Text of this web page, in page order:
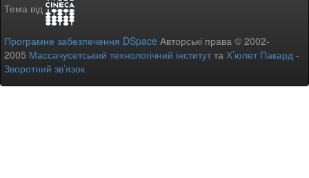
Тема від
Програмне забезпечення DSpace Авторські права © 2002-
2005 Массачусетський технологічний інститутта Х’юлет Пакард -
Зворотний зв’язок